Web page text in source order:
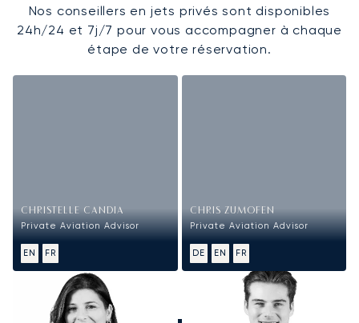
Nos conseillers en jets privés sont disponibles
24h/24 et 7j/7 pour vous accompagner à chaque
étape de votre réservation.
CHRISTELLE CANDIA
Private Aviation Advisor
EN FR
CHRIS ZUMOFEN
Private Aviation Advisor
DE EN FR